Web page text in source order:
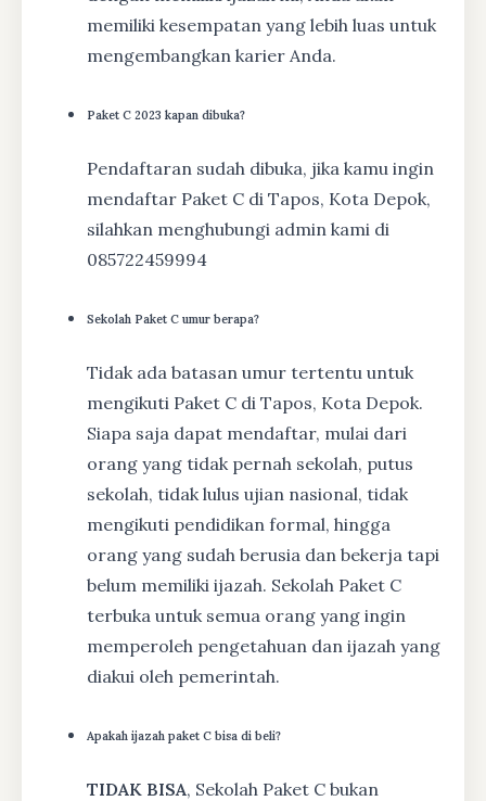
memiliki kesempatan yang lebih luas untuk
mengembangkan karier Anda.
Paket C 2023 kapan dibuka?
Pendaftaran sudah dibuka, jika kamu ingin
mendaftar Paket C di Tapos, Kota Depok,
silahkan menghubungi admin kami di
085722459994
Sekolah Paket C umur berapa?
Tidak ada batasan umur tertentu untuk
mengikuti Paket C di Tapos, Kota Depok.
Siapa saja dapat mendaftar, mulai dari
orang yang tidak pernah sekolah, putus
sekolah, tidak lulus ujian nasional, tidak
mengikuti pendidikan formal, hingga
orang yang sudah berusia dan bekerja tapi
belum memiliki ijazah. Sekolah Paket C
terbuka untuk semua orang yang ingin
memperoleh pengetahuan dan ijazah yang
diakui oleh pemerintah.
Apakah ijazah paket C bisa di beli?
TIDAK BISA, Sekolah Paket C bukan